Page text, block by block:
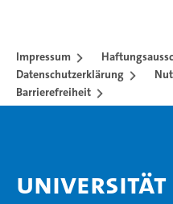
Impressum
Datenschutzerklärung
Barrierefreiheit
Universität